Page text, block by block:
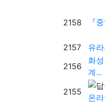
2158 『
2157 유
2156
화
계...
2155
온